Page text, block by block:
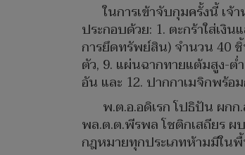
ในการเข้าจับกุมครั้งนี้ เ
ประกอบด้วย: 1. ตะกร้าใส่เ
การยึดทรัพย์สิน) จำนวน 40 ชิ้
ตัว, 9. แผ่นฉากทายแต้มสูง-ต่
อัน และ 12. ปากกาเมจิกพร้
พ.ต.อ.อดิเรก โปธิปัน ผก
พล.ต.ต.พีรพล โชติกเสถียร
กฎหมายทุกประเภทห้ามมีใน